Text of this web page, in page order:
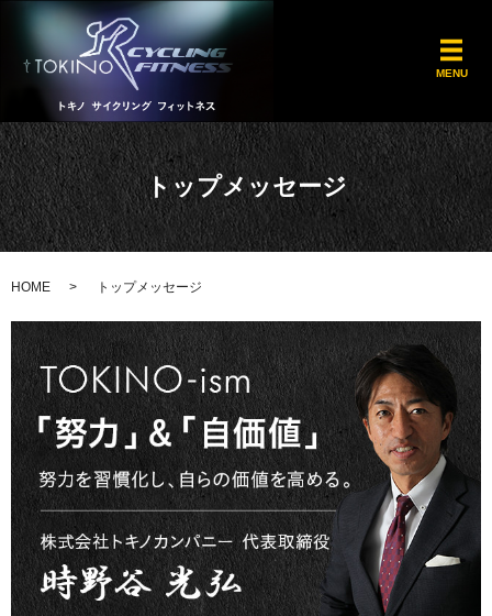
MENU
トップメッセージ
HOME トップメッセージ